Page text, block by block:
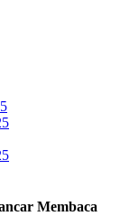
Membaca